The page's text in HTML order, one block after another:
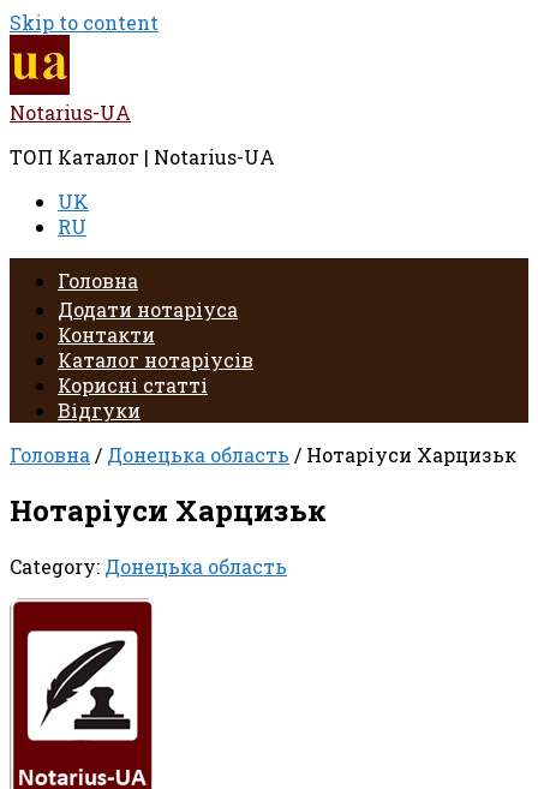
Skip to content
Notarius-UA
ТОП Каталог | Notarius-UA
UK
RU
Головна
Додати нотаріуса
Контакти
Каталог нотаріусів
Корисні статті
Відгуки
Головна / Донецька область / Нотаріуси Харцизьк
Нотаріуси Харцизьк
Category: Донецька область